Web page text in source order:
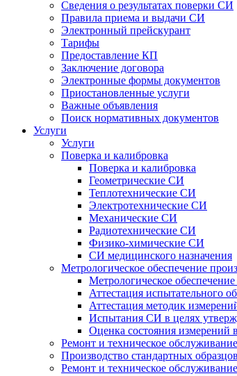
Сведения о результатах поверки СИ
Правила приема и выдачи СИ
Электронный прейскурант
Тарифы
Предоставление КП
Заключение договора
Электронные формы документов
Приостановленные услуги
Важные объявления
Поиск нормативных документов
Услуги
Услуги
Поверка и калибровка
Поверка и калибровка
Геометрические СИ
Теплотехнические СИ
Электротехнические СИ
Механические СИ
Радиотехнические СИ
Физико-химические СИ
СИ медицинского назначения
Метрологическое обеспечение
Метрологическое обеспечение
Аттестация испытательного
Аттестация методик
Испытания СИ в целях
Оценка состояния измерений
Ремонт и техническое
Производство стандартных образцов
Ремонт и техническое